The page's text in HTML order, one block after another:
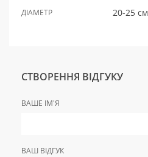
ДІАМЕТР 20-25 см
СТВОРЕННЯ ВІДГУКУ
ВАШЕ ІМ'Я
ВАШ ВІДГУК